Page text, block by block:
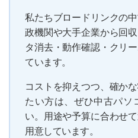
私たちブロードリンクの
政機関や大手企業から回
タ消去・動作確認・クリ
ています。
コストを抑えつつ、確か
たい方は、ぜひ中古パソ
い。用途や予算に合わせ
用意しています。